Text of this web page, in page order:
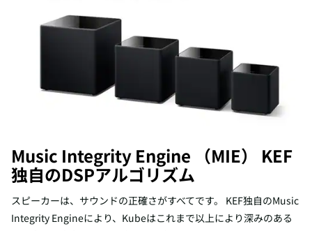
Music Integrity Engine （MIE） KEF
独自のDSPアルゴリズム
スピーカーは、サウンドの正確さがすべてです。 KEF独自のMusic
Integrity Engineにより、Kubeはこれまで以上により深みのある